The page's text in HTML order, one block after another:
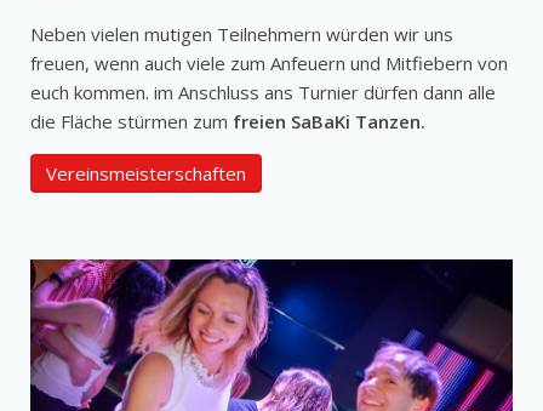
Neben vielen mutigen Teilnehmern würden wir uns
freuen, wenn auch viele zum Anfeuern und Mitfiebern von
euch kommen. im Anschluss ans Turnier dürfen dann alle
die Fläche stürmen zum freien SaBaKi Tanzen.
Vereinsmeisterschaften